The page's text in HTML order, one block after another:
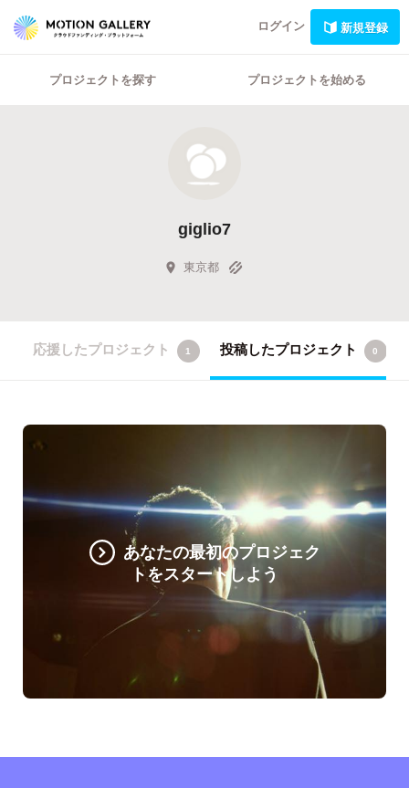
ログイン 新規登録
プロジェクトを探す プロジェクトを始める
giglio7
東京都
応援したプロジェクト 1 投稿したプロジェクト 0
あなたの最初のプロジェク
トをスタートしよう